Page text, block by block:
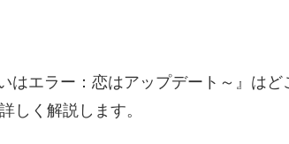
はエラー：恋はアップデート～』は
しく解説します。